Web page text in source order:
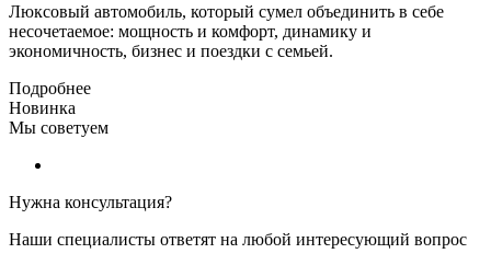
Люксовый автомобиль, который сумел объединить в себе
несочетаемое: мощность и комфорт, динамику и
экономичность, бизнес и поездки с семьей.
Подробнее
Новинка
Мы советуем
Нужна консультация?
Наши специалисты ответят на любой интересующий вопрос